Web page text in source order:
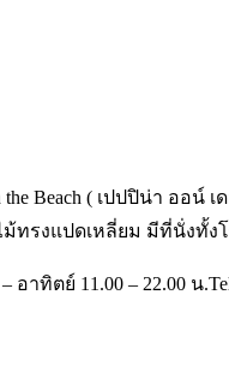
the Beach ( เปปปิน่า อ
รงแปดเหลี่ยม มีที่นั่งทั้งโ
าทิตย์ 11.00 – 22.00 น